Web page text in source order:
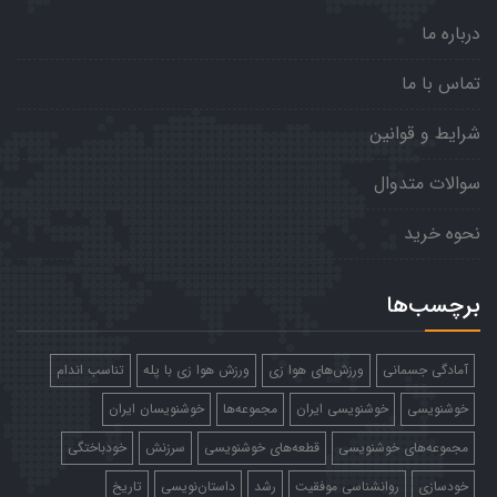
درباره ما
تماس با ما
شرایط و قوانین
سوالات متدوال
نحوه خرید
برچسب‌ها
آمادگی جسمانی ورزش‌های هوا زی ورزش هوا زی با پله
تناسب اندام
خوشنویسی
خوشنویسی ایران مجموعه‌ها
خوشنویسان ایران
مجموعه‌های خوشنویسی
قطعه‌های خوشنویسی سرزنش
خودباختگی
خودسازی
روانشناسی موفقیت رشد داستان‌نویسی تاریخ